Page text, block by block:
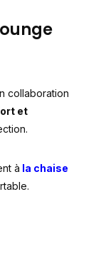
collaboration
et
à la chaise